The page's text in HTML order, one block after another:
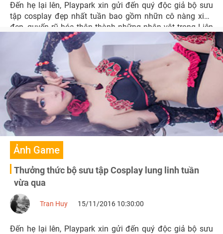
Đến hẹ lại lên, Playpark xin gửi đến quý độc giả bộ sưu
tập cosplay đẹp nhất tuần bao gồm nhữn cô nàng xinh
đẹp, quyến rũ hóa thân thành những nhân vật trong Liên
Minh Huyền Thoại, Moonlight Blade, WoW, Sword Art
Ảnh Game
Thưởng thức bộ sưu tập Cosplay lung linh tuần
vừa qua
Tran Huy 15/11/2016 10:30:00
Đến hẹ lại lên, Playpark xin gửi đến quý độc giả bộ sưu